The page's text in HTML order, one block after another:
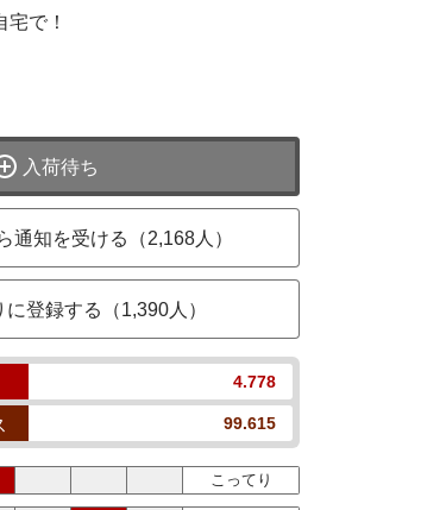
で！
入荷待ち
通知を受ける（2,168人）
登録する（1,390人）
4.778
99.615
こってり